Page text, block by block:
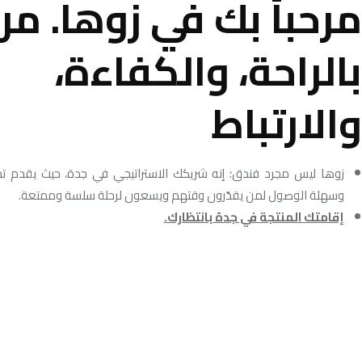
مرحباًبكفيزوها.
بالراحة،والكفاءة،
والارتباط
زوها ليس مجرد فندق؛ إنه شريكك الاستراتيجي في جدة، حيث يقدم
وسهلة الوصول لمن يقدّرون وقتهم ويسعون لرحلة سلسة وممتعة.
إقامتك المنتجة في جدة بانتظارك.